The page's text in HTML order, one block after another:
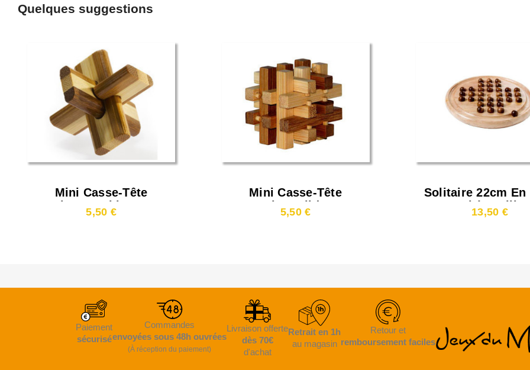
Quelques suggestions
Mini Casse-Tête
Bambou Doublecross**
5,50 €
Mini Casse-Tête
Bambou Slide****
5,50 €
Solitaire 22cm En
Naturel (33
Bois)
13,50 €
Paiement
sécurisé
Commandes
envoyées sous 48h ouvrées
(À réception du paiement)
Livraison offerte
dès 70€
d'achat
Retrait en 1h
au magasin
Retour et
remboursement faciles